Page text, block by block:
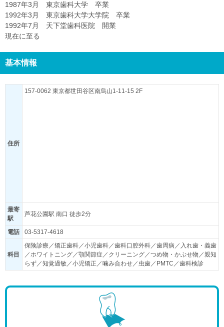
1987年3月 東京歯科大学 卒業
1992年3月 東京歯科大学大学院 卒業
1992年7月 天下堂歯科医院 開業
現在に至る
基本情報
住所
157-0062 東京都世田谷区南烏山1-11-15 2F
最寄
駅
芦花公園駅 南口 徒歩2分
電話 03-5317-4618
科目
保険診療／矯正歯科／小児歯科／歯科口腔外科／歯周病／入れ歯・義歯
／ホワイトニング／顎関節症／クリーニング／つめ物・かぶせ物／親知
らず／知覚過敏／小児矯正／噛み合わせ／虫歯／PMTC／歯科検診